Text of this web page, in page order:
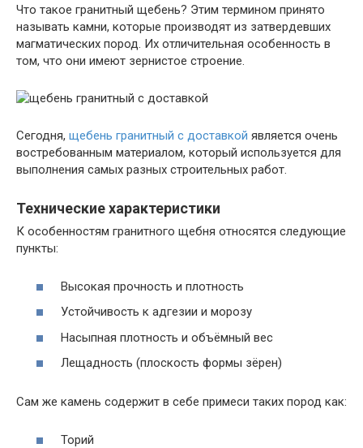
Что такое гранитный щебень? Этим термином принято
называть камни, которые производят из затвердевших
магматических пород. Их отличительная особенность в
том, что они имеют зернистое строение.
Сегодня, щебень гранитный с доставкой является очень
востребованным материалом, который используется для
выполнения самых разных строительных работ.
Технические характеристики
К особенностям гранитного щебня относятся следующие
пункты:
Высокая прочность и плотность
Устойчивость к адгезии и морозу
Насыпная плотность и объёмный вес
Лещадность (плоскость формы зёрен)
Сам же камень содержит в себе примеси таких пород как:
Торий